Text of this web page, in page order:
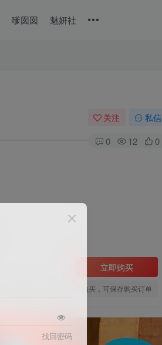
嗲囡囡 魅妍社
关注 私信
0 12 0
立即购买
您当前未登录！建议登陆后购买，可保存购买订单
找回密码